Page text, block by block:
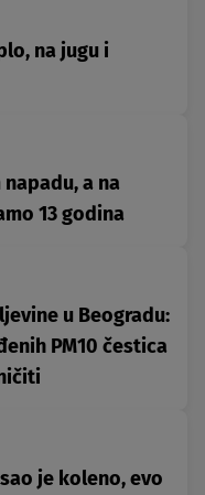
na jugu i
a na
13 godina
u Beogradu:
PM10 čestica
je koleno, evo